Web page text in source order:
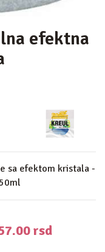
efektna
sa efektom kristala -
rsd